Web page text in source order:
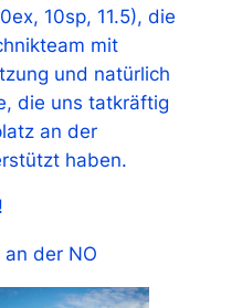
10sp, 11.5), die
mit
und natürlich
die uns tatkräftig
an der
haben.
an der NO